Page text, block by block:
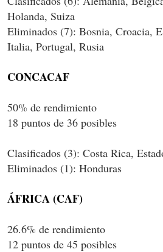
Holanda, Suiza
Eliminados (7): Bosnia, Croacia,
Italia, Portugal, Rusia
CONCACAF
50% de rendimiento
18 puntos de 36 posibles
Clasificados (3): Costa Rica,
Eliminados (1): Honduras
ÁFRICA (CAF)
26.6% de rendimiento
12 puntos de 45 posibles